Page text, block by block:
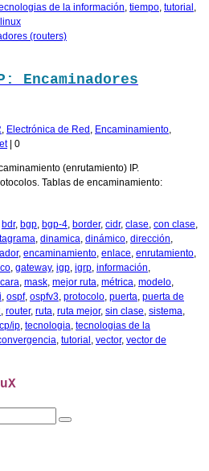
de la información, tiempo, tutorial ,
Encaminadores
, Electrónica de Red , Encaminamiento,
0
(enrutamiento) IP.
Tablas de encaminamiento:
bdr, bgp, bgp-4, border, cidr, clase, con clase,
, dinamica, dinámico, dirección,
, encaminamiento, enlace, enrutamiento,
, gateway, igp, igrp, información,
, mask, mejor ruta, métrica, modelo,
, ospf, ospfv3, protocolo, puerta, puerta de
, router, ruta, ruta mejor, sin clase, sistema,
ip, tecnologia, tecnologias de la
, tutorial , vector, vector de